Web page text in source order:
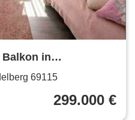
Balkon in
Großteils
69115
299.000 €